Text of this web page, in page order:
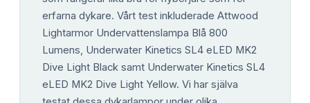
erfarna dykare. Vårt test inkluderade Attwood
Lightarmor Undervattenslampa Blå 800
Lumens, Underwater Kinetics SL4 eLED MK2
Dive Light Black samt Underwater Kinetics SL4
eLED MK2 Dive Light Yellow. Vi har själva